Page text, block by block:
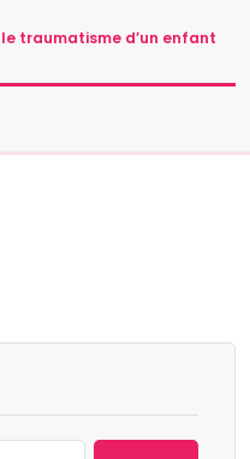
traumatisme d’un enfant